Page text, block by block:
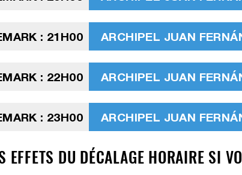
: 21H00 ARCHIPEL JUAN
: 22H00 ARCHIPEL JUAN
: 23H00 ARCHIPEL JUAN
EFFETS DU DÉCALAGE HORAIRE SI